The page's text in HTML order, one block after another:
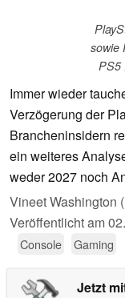
sowie
PS5
Immer wieder
Verzögerung der
Brancheninsidern
ein weiteres
weder 2027 noch
Vineet Washington (
Veröffentlicht am
Console Gaming
Jetzt